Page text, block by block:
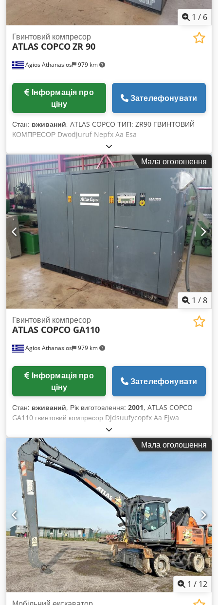
1 / 6
Agios Athanasios 979 km
Гвинтовий компресор
ATLAS COPCOZR 90
ціну
Зателефонувати
Стан: вживаний, ATLAS COPCO ТИП: ZR90 ГВИНТОВИЙ
КОМПРЕСОР Dwodjuruf Nepfx Aa Esa
Мала оголошення
1 /8
Agios Athanasios 979 km
Гвинтовий компресор
ATLAS COPCO GA110
ціну
Зателефонувати
Стан: вживаний, Рік виготовлення: 2001, ATLAS COPCO
GA110 гвинтовий компресор Djdsuufycopfx Aa Ejwa
Мала оголошення
1 / 12